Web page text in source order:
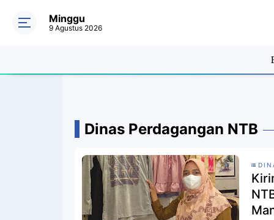
Minggu
9 Agustus 2026
Dinas Perdagangan NTB